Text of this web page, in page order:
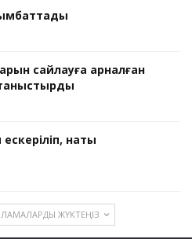
сайлауға арналған
нақты
ЖҮКТЕҢІЗ